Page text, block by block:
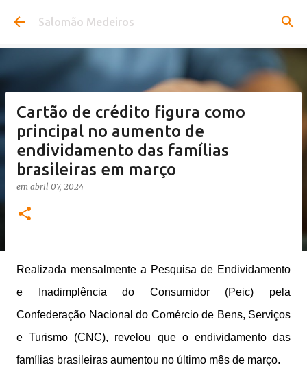
Pular para o conteúdo principal
Salomão Medeiros
Cartão de crédito figura como
principal no aumento de
endividamento das famílias
brasileiras em março
em abril 07, 2024
Realizada mensalmente a Pesquisa de Endividamento
e Inadimplência do Consumidor (Peic) pela
Confederação Nacional do Comércio de Bens, Serviços
e Turismo (CNC), revelou que o endividamento das
famílias brasileiras aumentou no último mês de março.